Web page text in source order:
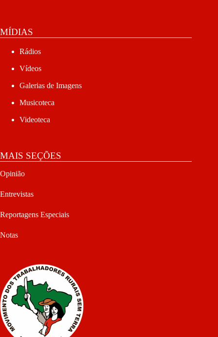
MÍDIAS
Rádios
Vídeos
Galerias de Imagens
Musicoteca
Videoteca
MAIS SEÇÕES
Opinião
Entrevistas
Reportagens Especiais
Notas